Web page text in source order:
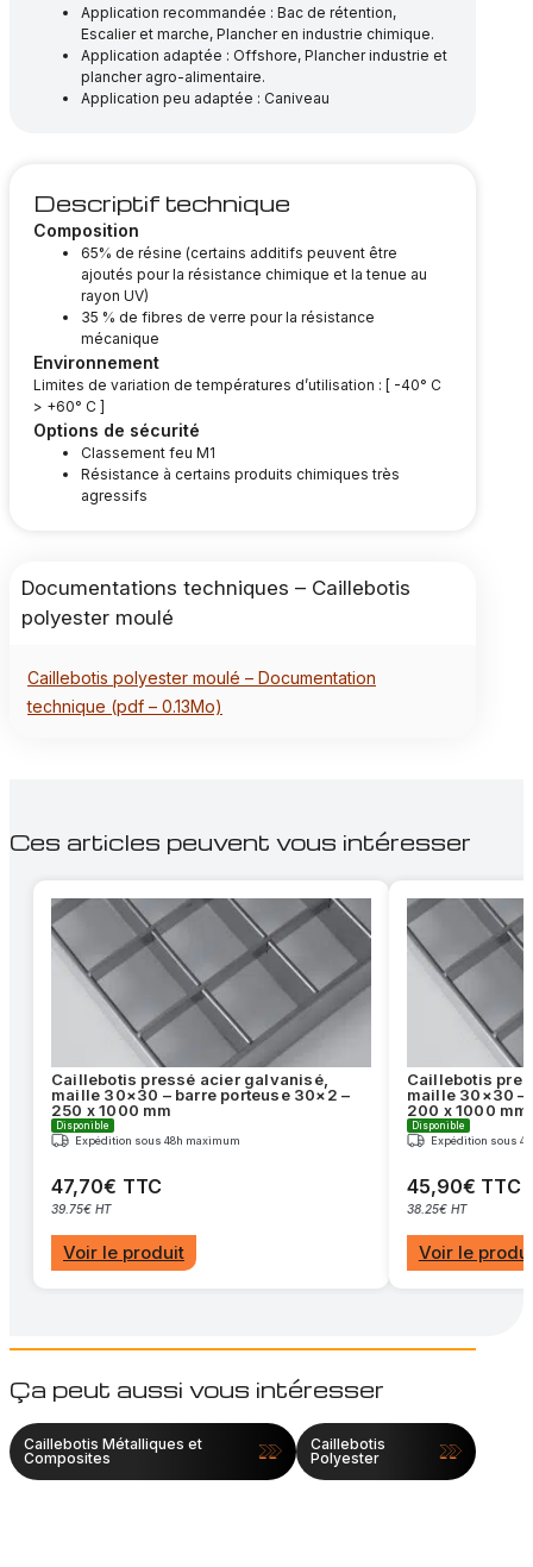
Application recommandée : Bac de rétention,
Escalier et marche, Plancher en industrie chimique.
Application adaptée : Offshore, Plancher industrie et
plancher agro-alimentaire.
Application peu adaptée : Caniveau
Descriptif technique
Composition
65% de résine (certains additifs peuvent être
ajoutés pour la résistance chimique et la tenue au
rayon UV)
35 % de fibres de verre pour la résistance
mécanique
Environnement
Limites de variation de températures d’utilisation : [ -40° C
> +60° C ]
Options de sécurité
Classement feu M1
Résistance à certains produits chimiques très
agressifs
Documentations techniques – Caillebotis
polyester moulé
Caillebotis polyester moulé – Documentation
technique (pdf – 0.13Mo)
Ces articles peuvent vous intéresser
Caillebotis pressé acier galvanisé,
maille 30×30 – barre porteuse 30×2 –
250 x 1000 mm
Disponible
Expédition sous 48h maximum
47,70€ TTC
39.75€ HT
Voir le produit
Caillebotis
maille 30×30 –
200 x 1000 mm
Disponible
Expédition sous
45,90€ TTC
38.25€ HT
Voir le
Ça peut aussi vous intéresser
Caillebotis Métalliques et
Composites
Caillebotis
Polyester